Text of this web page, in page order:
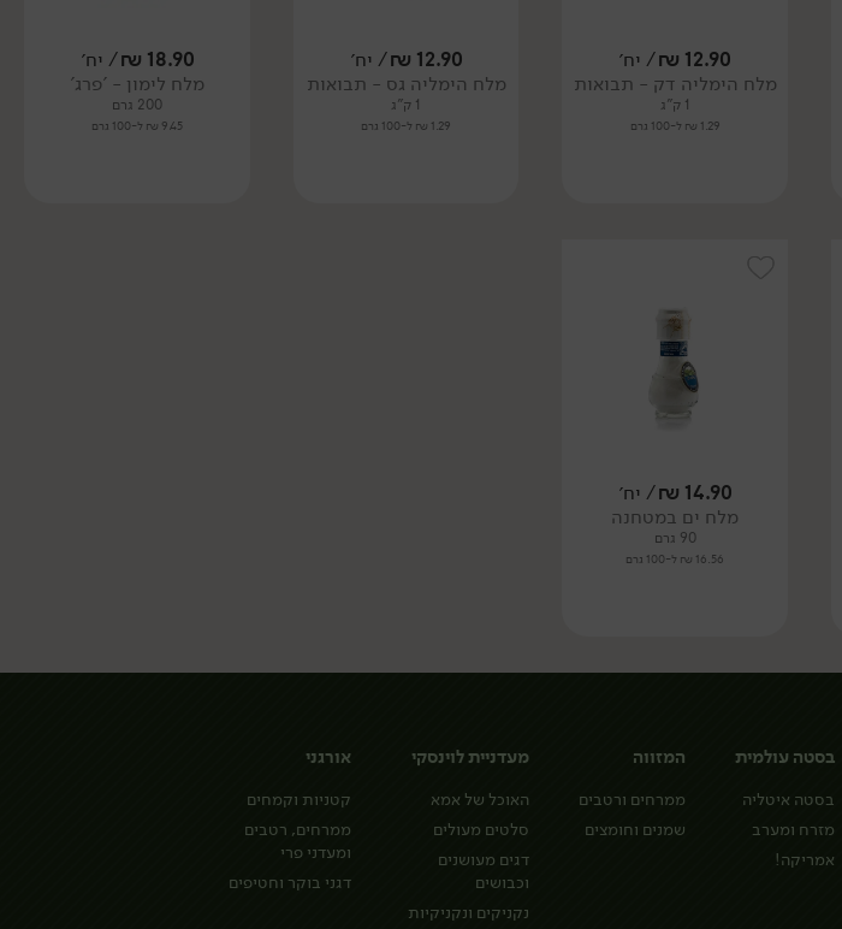
12.90
₪/ יח׳
מלח הימליה דק - תבואות
1 ק"ג
1.29 ₪ ל-100 גרם
12.90
₪/ יח׳
מלח הימליה גס - תבואות
1 ק"ג
1.29 ₪ ל-100 גרם
18.90
₪/ יח׳
מלח לימון - 'פרג'
200 גרם
9.45 ₪ ל-100 גרם
14.90
₪/ יח׳
מלח ים במטחנה
90 גרם
16.56 ₪ ל-100 גרם
בסטה עולמית
בסטה איטליה
מזרח ומערב
אמריקה!
המזווה
ממרחים ורטבים
שמנים וחומצים
מעדניית לוינסקי
האוכל של אמא
סלטים מעולים
דגים מעושנים
וכבושים
נקניקים ונקניקיות
אורגני
קטניות וקמחים
ממרחים, רטבים
ומעדני פרי
דגני בוקר וחטיפים